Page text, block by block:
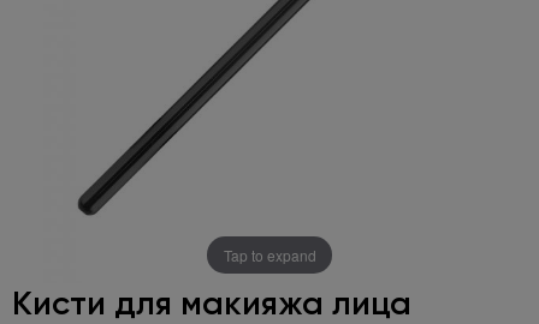
Tap to expand
Кисти для макияжа лица